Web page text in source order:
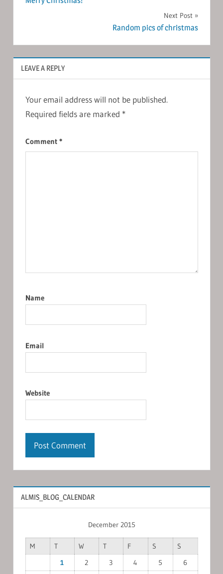
navigation Next Post
Random pics of christmas
LEAVE A REPLY
Your email address will not be published.
Required fields are marked *
Comment *
Name
Email
Website
ALMIS_BLOG_CALENDAR
December 2015
M T W T F S
S
1
2 3 4 5
6